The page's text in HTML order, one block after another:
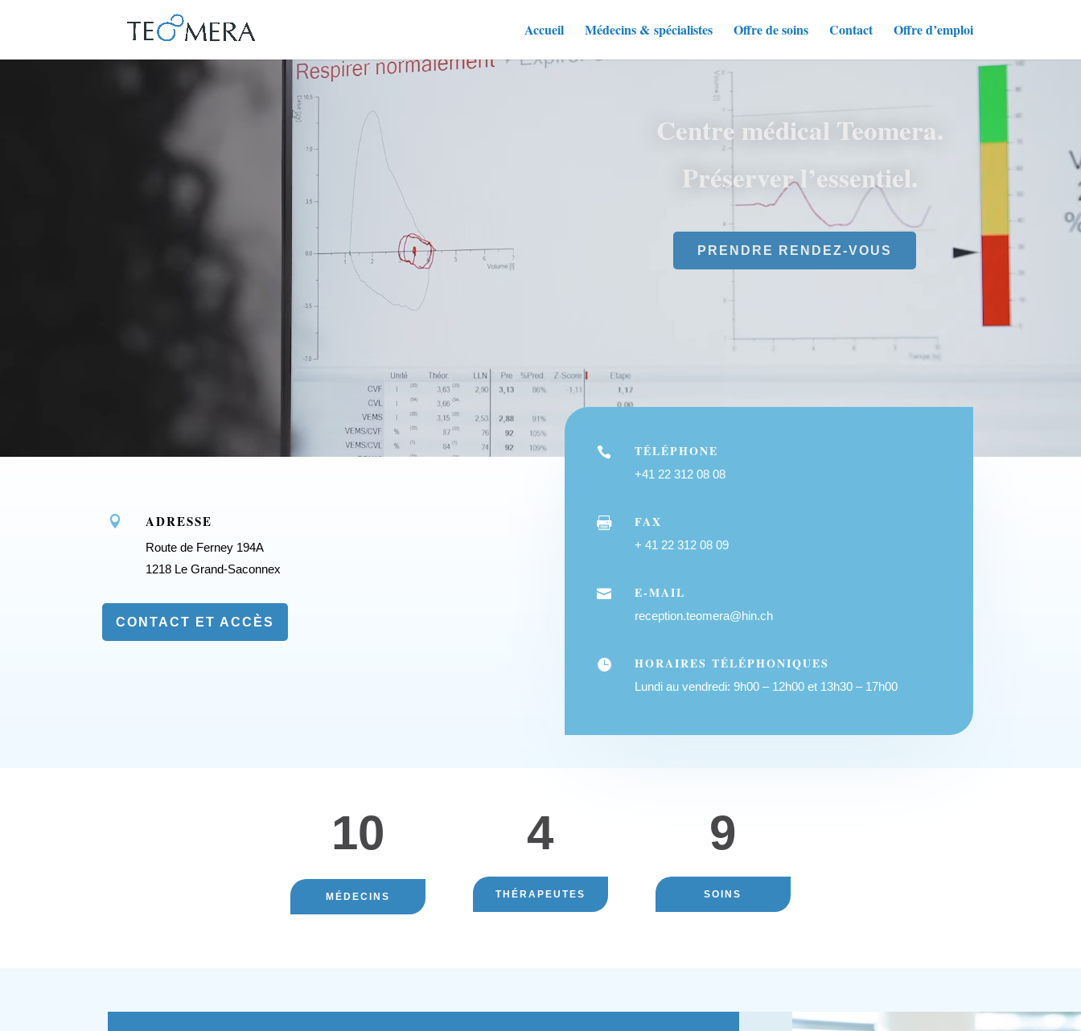
Accueil Médecins & spécialistes Offre de soins Contact Offre d’emploi
Centre médical Teomera.
Préserver l’essentiel.
PRENDRE RENDEZ-VOUS
 ADRESSE
Route de Ferney 194A
1218 Le Grand-Saconnex
CONTACT ET ACCÈS
 TÉLÉPHONE
+41 22 312 08 08
 FAX
+ 41 22 312 08 09
 E-MAIL
reception.teomera@hin.ch
 HORAIRES TÉLÉPHONIQUES
Lundi au vendredi: 9h00 – 12h00 et13h30 – 17h00
10
MÉDECINS
4
THÉRAPEUTES
9
SOINS